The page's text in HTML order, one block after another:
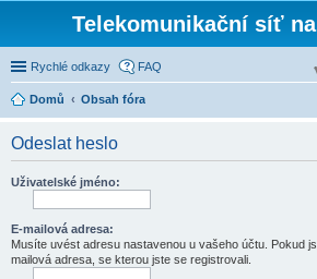
Telekomunikační síť
Rychlé odkazy FAQ
Domů Obsah fóra
Odeslat heslo
Uživatelské jméno:
E-mailová adresa:
Musíte uvést adresu nastavenou u vašeho účtu. Pokud
mailová adresa, se kterou jste se registrovali.